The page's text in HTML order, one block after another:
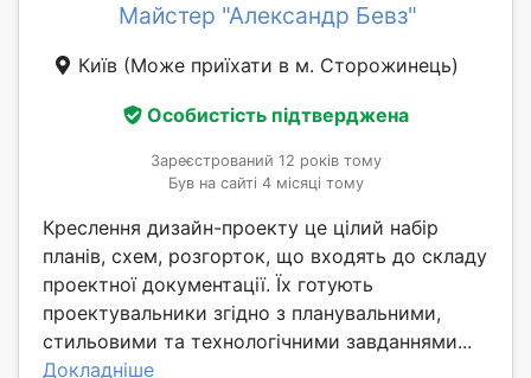
Майстер "Александр Бевз"
Київ (Може приїхати в м. Сторожинець)
Особистість підтверджена
Зареєстрований 12 років тому
Був на сайті 4 місяці тому
Креслення дизайн-проекту це цілий набір
планів, схем, розгорток, що входять до складу
проектної документації. Їх готують
проектувальники згідно з планувальними,
стильовими та технологічними завданнями...
Докладніше